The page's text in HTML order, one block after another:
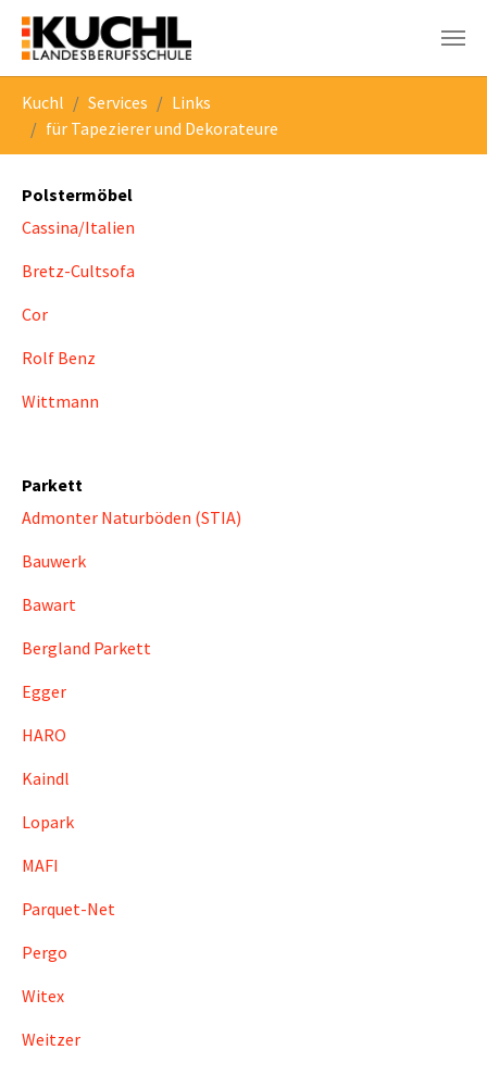
Skip to main navigation
Skip to main content
Skip to page footer
Kuchl Services
Links
für Tapezierer und Dekorateure
Polstermöbel
Cassina/Italien
Bretz-Cultsofa
Cor
Rolf Benz
Wittmann
Parkett
Admonter Naturböden (STIA)
Bauwerk
Bawart
Bergland Parkett
Egger
HARO
Kaindl
Lopark
MAFI
Parquet-Net
Pergo
Witex
Weitzer